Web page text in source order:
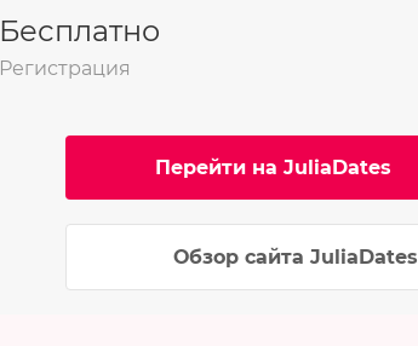
Бесплатно
Регистрация
Перейти на JuliaDates
Обзор сайта JuliaDates